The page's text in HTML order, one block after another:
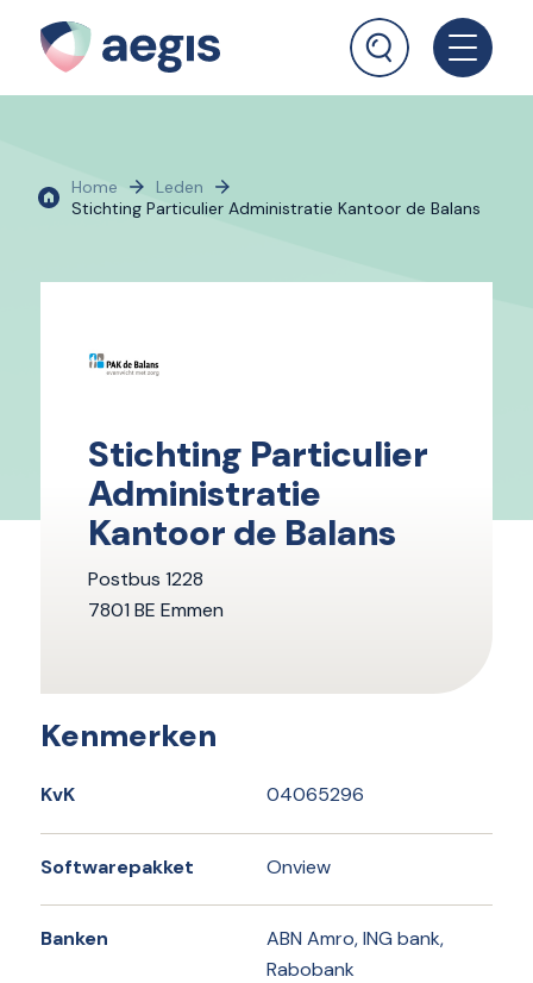
Home
Leden
Stichting Particulier Administratie Kantoor de Balans
Stichting Particulier
Administratie
Kantoor de Balans
Postbus 1228
7801 BE Emmen
Kenmerken
KvK 04065296
Softwarepakket Onview
Banken
ABN Amro, ING bank,
Rabobank